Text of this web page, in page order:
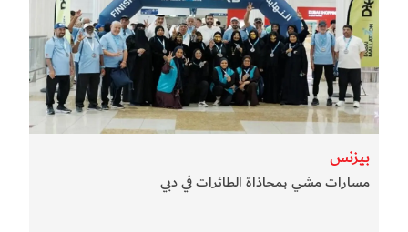
بيزنس
مسارات مشي بمحاذاة الطائرات في دبي